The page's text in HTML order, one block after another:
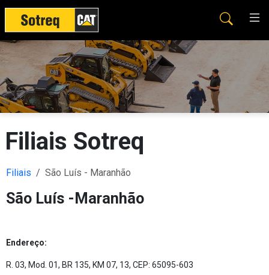
Filiais Sotreq
Filiais São Luís - Maranhão
São Luís -Maranhão
Endereço:
R. 03, Mod. 01, BR 135, KM 07, 13, CEP: 65095-603